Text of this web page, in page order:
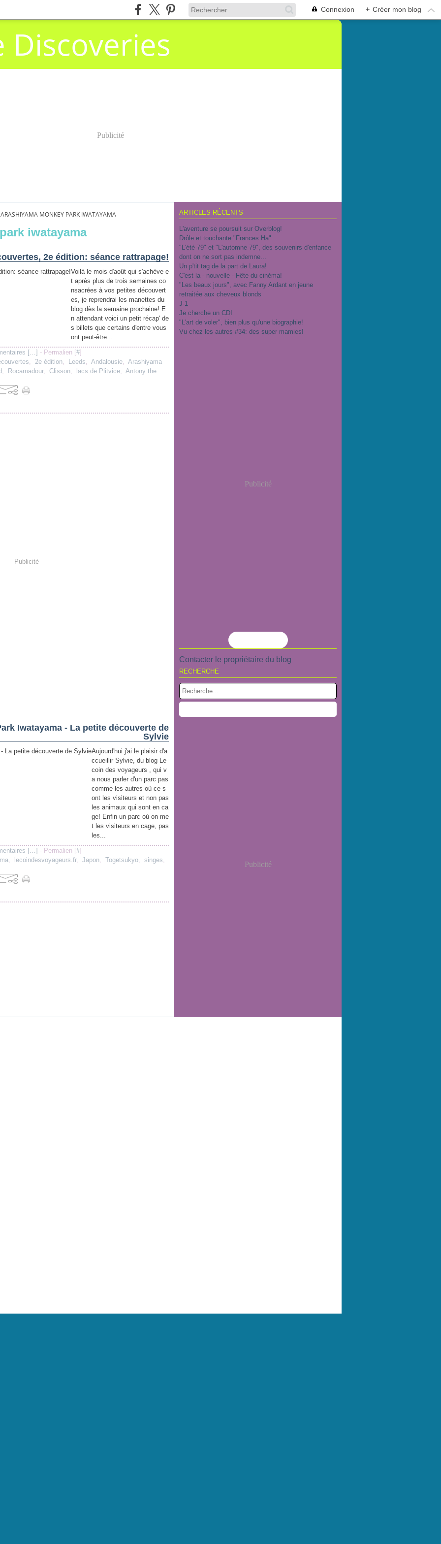
Connexion + Créer mon blog
Discoveries
Publicité
ARASHIYAMA MONKEY PARK IWATAYAMA
iwatayama
2e édition: séance rattrapage!
Voilà le mois d'août qui s'achève e
t après plus de trois semaines co
nsacrées à vos petites découvert
es, je reprendrai les manettes du
blog dès la semaine prochaine! E
n attendant voici un petit récap' de
s billets que certains d'entre vous
ont peut-être...
[…] - Permalien [#]
, 2e édition, Leeds, Andalousie, Arashiyama
, Rocamadour, Clisson, lacs de Plitvice, Antony the
Publicité
Iwatayama - La petite découverte de
Sylvie
Aujourd'hui j'ai le plaisir d'a
ccueillir Sylvie, du blog Le
coin des voyageurs , qui v
a nous parler d'un parc pas
comme les autres où ce s
ont les visiteurs et non pas
les animaux qui sont en ca
ge! Enfin un parc où on me
t les visiteurs en cage, pas
les...
[…] - Permalien [#]
, lecoindesvoyageurs.fr, Japon, Togetsukyo, singes,
ARTICLES RÉCENTS
L'aventure se poursuit sur Overblog!
Drôle et touchante "Frances Ha"...
"L'été 79" et "L'automne 79", des souvenirs d'enfance
dont on ne sort pas indemne...
Un p'tit tag de la part de Laura!
C'est la - nouvelle - Fête du cinéma!
"Les beaux jours", avec Fanny Ardant en jeune
retraitée aux cheveux blonds
J-1
Je cherche un CDI
"L'art de voler", bien plus qu'une biographie!
Vu chez les autres #34: des super mamies!
Publicité
Contacter le propriétaire du blog
RECHERCHE
Publicité